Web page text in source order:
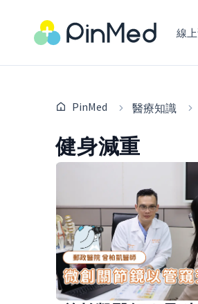
線
PinMed 醫療知識
健身減重